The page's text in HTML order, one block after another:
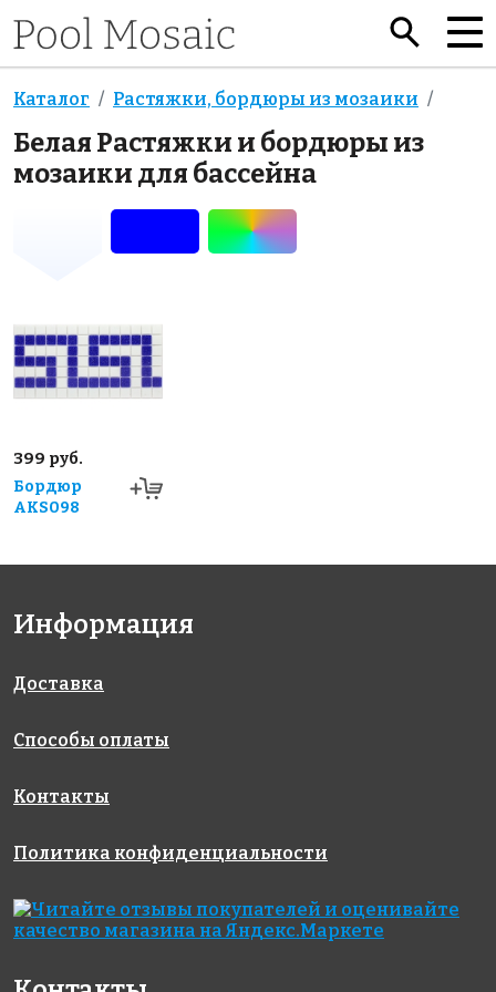
Каталог Растяжки, бордюры из мозаики
Белая Растяжки и бордюры из
мозаики для бассейна
399 руб.
Бордюр
AKS098
Информация
Доставка
Способы оплаты
Контакты
Политика конфиденциальности